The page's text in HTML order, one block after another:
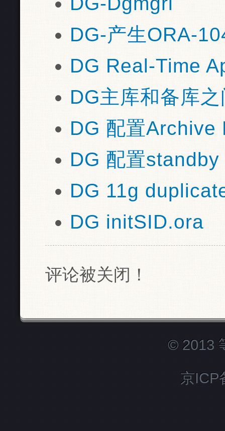
DG-产生ORA-
DG Real-Time
DG主库和备库
DG 配置Archive
DG 配置
DG 11g
DG initSID.ora
评论被关闭！
© 2013
京ICP